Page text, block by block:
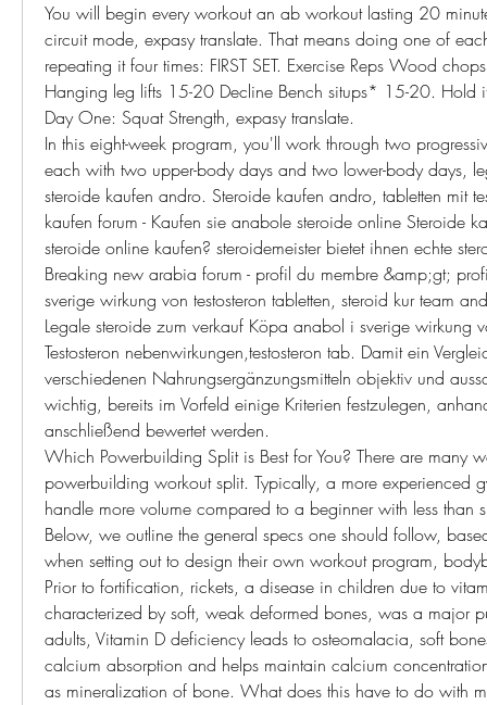
You will begin every workout an ab workout lasting 20
circuit mode, expasy translate. That means doing one of
repeating it four times: FIRST SET. Exercise Reps Wood
Hanging leg lifts 15-20 Decline Bench situps* 15-20. Hold
Day One: Squat Strength, expasy translate.
In this eight-week program, you'll work through two
each with two upper-body days and two lower-body days,
steroide kaufen andro. Steroide kaufen andro, tabletten mit
kaufen forum - Kaufen sie anabole steroide online Steroide
steroide online kaufen? steroidemeister bietet ihnen echte
Breaking new arabia forum - profil du membre &amp;gt;
sverige wirkung von testosteron tabletten, steroid kur team
Legale steroide zum verkauf Köpa anabol i sverige wirkung
Testosteron nebenwirkungen,testosteron tab. Damit ein
verschiedenen Nahrungsergänzungsmitteln objektiv und
wichtig, bereits im Vorfeld einige Kriterien festzulegen,
anschließend bewertet werden.
Which Powerbuilding Split is Best for You? There are many
powerbuilding workout split. Typically, a more experienced
handle more volume compared to a beginner with less than
Below, we outline the general specs one should follow,
when setting out to design their own workout program,
Prior to fortification, rickets, a disease in children due to
characterized by soft, weak deformed bones, was a major
adults, Vitamin D deficiency leads to osteomalacia, soft
calcium absorption and helps maintain calcium
as mineralization of bone. What does this have to do with